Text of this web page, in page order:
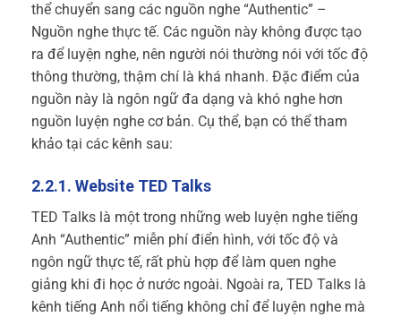
thể chuyển sang các nguồn nghe “Authentic” –
Nguồn nghe thực tế. Các nguồn này không được tạo
ra để luyện nghe, nên người nói thường nói với tốc độ
thông thường, thậm chí là khá nhanh. Đặc điểm của
nguồn này là ngôn ngữ đa dạng và khó nghe hơn
nguồn luyện nghe cơ bản. Cụ thể, bạn có thể tham
khảo tại các kênh sau:
2.2.1. Website TED Talks
TED Talks là một trong những web luyện nghe tiếng
Anh “Authentic” miễn phí điển hình, với tốc độ và
ngôn ngữ thực tế, rất phù hợp để làm quen nghe
giảng khi đi học ở nước ngoài. Ngoài ra, TED Talks là
kênh tiếng Anh nổi tiếng không chỉ để luyện nghe mà